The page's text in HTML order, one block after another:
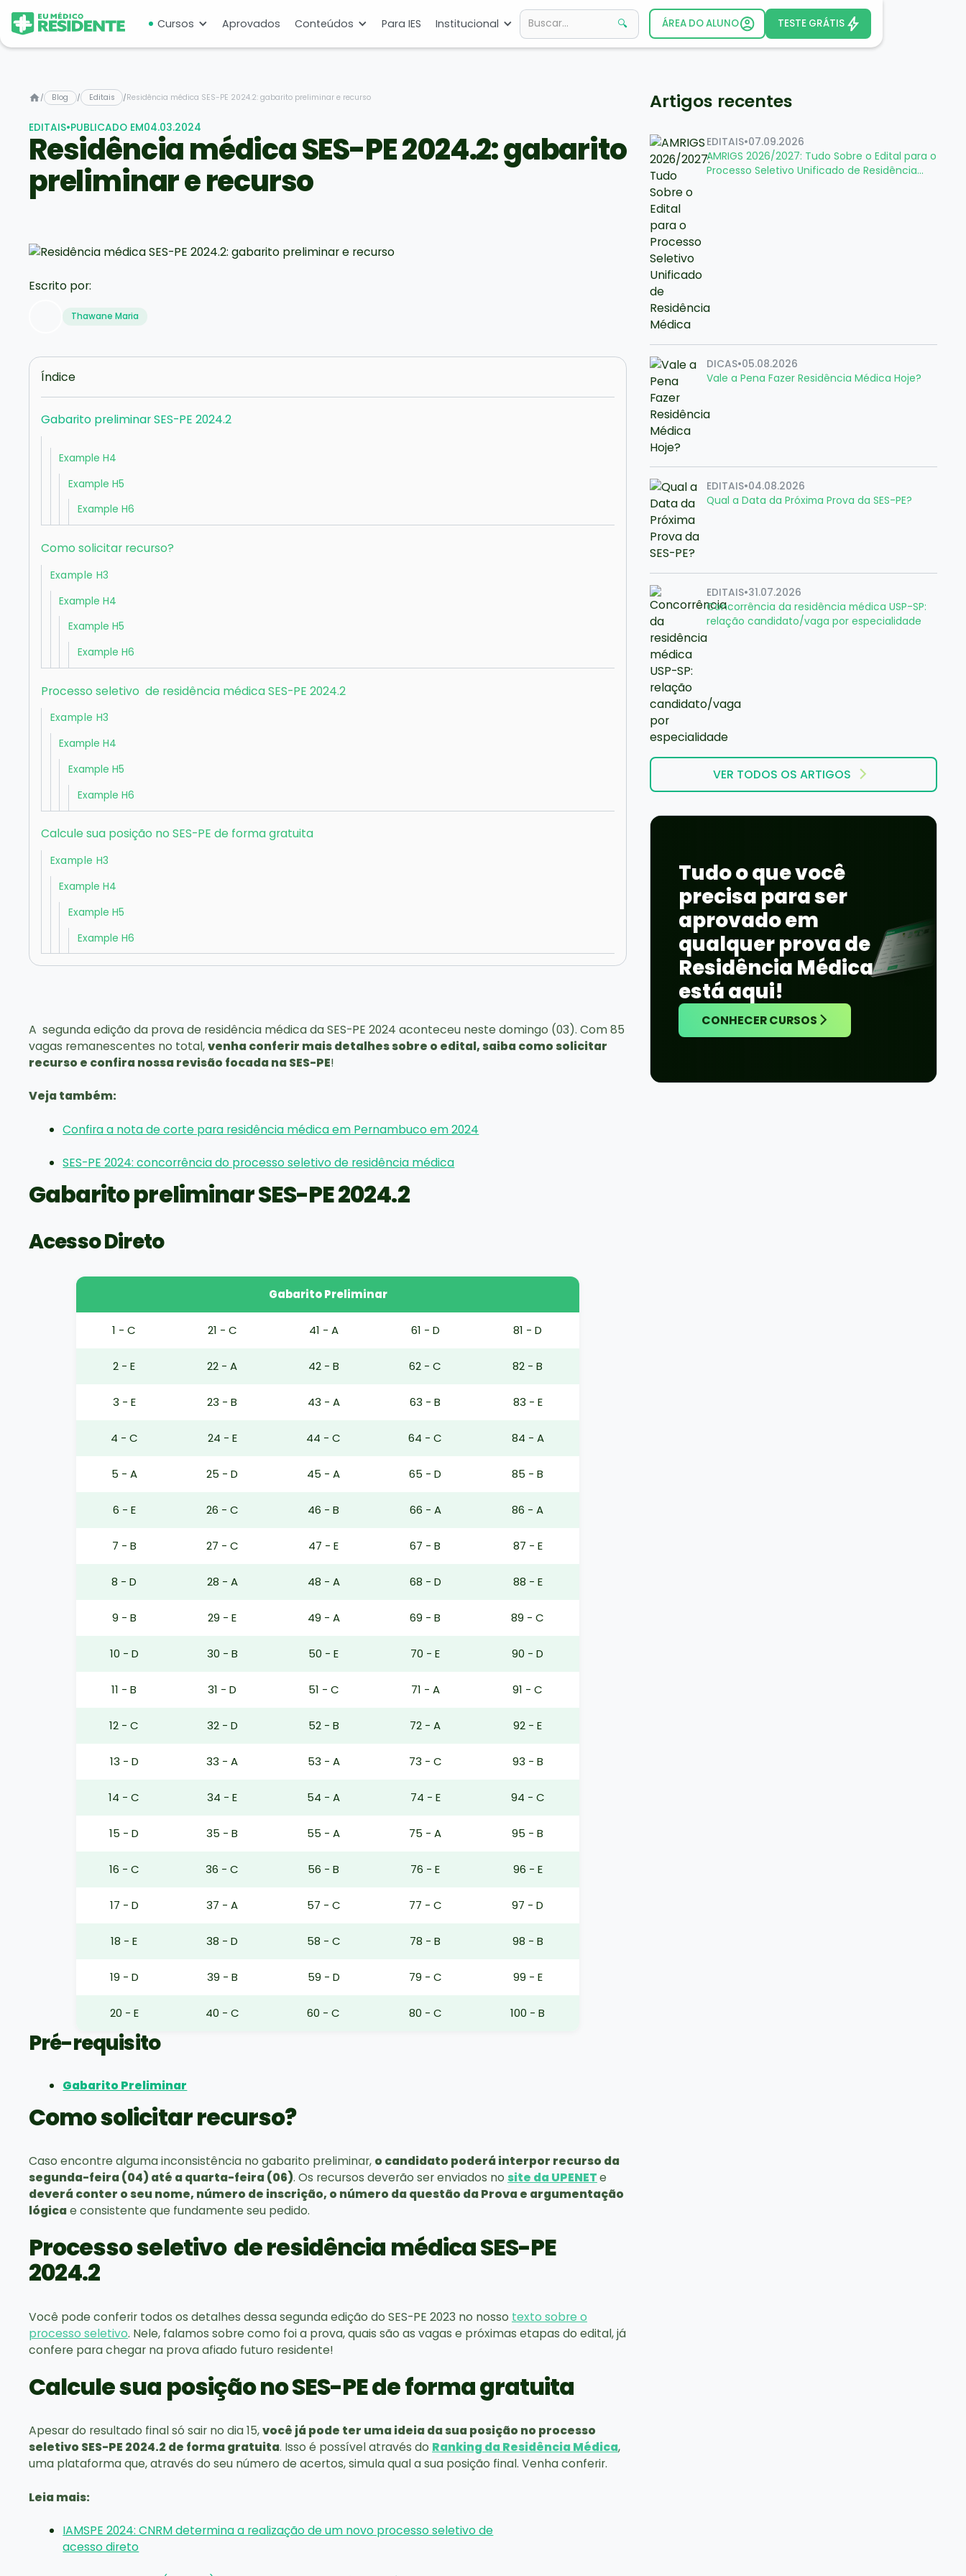
Cursos Aprovados Conteúdos Para IES Institucional ÁREA DO ALUNO TESTE GRÁTIS
/ Blog / Editais /Residência médica SES-PE 2024.2: gabarito preliminar e recurso
EDITAIS•PUBLICADO EM04.03.2024
Residência médica SES-PE 2024.2: gabarito
preliminar e recurso
Escrito por:
Thawane Maria
Índice
Gabarito preliminar SES-PE 2024.2
Example H4
Example H5
Example H6
Como solicitar recurso?
Example H3
Example H4
Example H5
Example H6
Processo seletivo de residência médica SES-PE 2024.2
Example H3
Example H4
Example H5
Example H6
Calcule sua posição no SES-PE de forma gratuita
Example H3
Example H4
Example H5
Example H6
A segunda edição da prova de residência médica da SES-PE 2024 aconteceu neste domingo (03). Com 85
vagas remanescentes no total,venha conferir mais detalhes sobre o edital, saiba como solicitar
recurso e confira nossa revisão focada na SES-PE!
Veja também:
Confira a nota de corte para residência médica em Pernambuco em 2024
SES-PE 2024: concorrência do processo seletivo de residência médica
Gabarito preliminar SES-PE 2024.2
Acesso Direto
Gabarito Preliminar
1 - C 21 - C 41 - A 61 - D 81 - D
2 - E 22 - A 42 - B 62 - C 82 - B
3 - E 23 - B 43 - A 63 - B 83 - E
4 - C 24 - E 44 - C 64 - C 84 - A
5 - A 25 - D 45 - A 65 - D 85 - B
6 - E 26 - C 46 - B 66 - A 86 - A
7 - B 27 - C 47 - E 67 - B 87 - E
8 - D 28 - A 48 - A 68 - D 88 - E
9 - B 29 - E 49 - A 69 - B 89 - C
10 - D 30 - B 50 - E 70 - E 90 - D
11 - B 31 - D 51 - C 71 - A 91 - C
12 - C 32 - D 52 - B 72 - A 92 - E
13 - D 33 - A 53 - A 73 - C 93 - B
14 - C 34 - E 54 - A 74 - E 94 - C
15 - D 35 - B 55 - A 75 - A 95 - B
16 - C 36 - C 56 - B 76 - E 96 - E
17 - D 37 - A 57 - C 77 - C 97 - D
18 - E 38 - D 58 - C 78 - B 98 - B
19 - D 39 - B 59 - D 79 - C 99 - E
20 - E 40 - C 60 - C 80 - C 100 - B
Pré-requisito
Gabarito Preliminar
Como solicitar recurso?
Caso encontre alguma inconsistência no gabarito preliminar, o candidato poderá interpor recurso da
segunda-feira (04) até a quarta-feira (06). Os recursos deverão ser enviados no site da UPENETe
deverá conter o seu nome, número de inscrição, o número da questão da Prova e argumentação
lógicae consistente que fundamente seu pedido.
Processo seletivo de residência médica SES-PE
2024.2
Você pode conferir todos os detalhes dessa segunda edição do SES-PE 2023 no nosso texto sobre o
processo seletivo. Nele, falamos sobre como foi a prova, quais são as vagas e próximas etapas do edital, já
confere para chegar na prova afiado futuro residente!
Calcule sua posição no SES-PE de forma gratuita
Apesar do resultado final só sair no dia 15,você já pode ter uma ideia da sua posição no processo
seletivo SES-PE 2024.2 de forma gratuita. Isso é possível através do Ranking da Residência Médica,
uma plataforma que, através do seu número de acertos, simula qual a sua posição final. Venha conferir.
Leia mais:
IAMSPE 2024: CNRM determina a realização de um novo processo seletivo de
acesso direto
Artigos recentes
EDITAIS•07.09.2026
AMRIGS 2026/2027: Tudo Sobre o Edital para o
Processo Seletivo Unificado de Residência
DICAS•05.08.2026
Vale a Pena Fazer Residência Médica Hoje?
EDITAIS•04.08.2026
Qual a Data da Próxima Prova da SES-PE?
EDITAIS•31.07.2026
Concorrência da residência médica USP-SP:
relação candidato/vaga por especialidade
VER TODOS OS ARTIGOS
Tudo o que você
precisa para ser
aprovado em
qualquer prova de
Residência Médica
está aqui!
CONHECER CURSOS